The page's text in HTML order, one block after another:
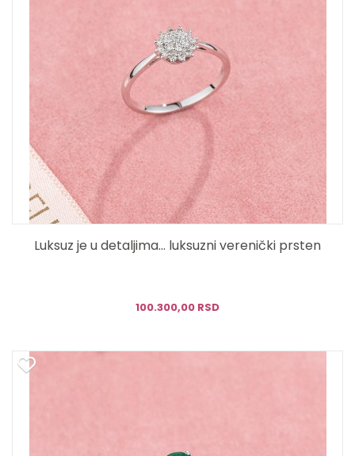
Luksuz je u detaljima... luksuzni verenički prsten
100.300,00 RSD